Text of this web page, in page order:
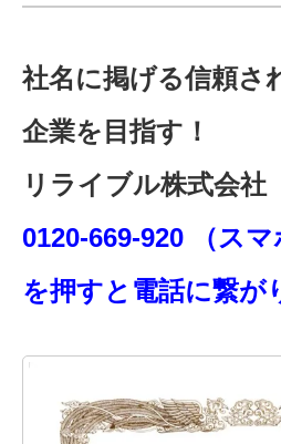
社名に掲げる信頼さ
企業を目指す！
リライブル株式会社
0120-669-920 （ス
を押すと電話に繋が